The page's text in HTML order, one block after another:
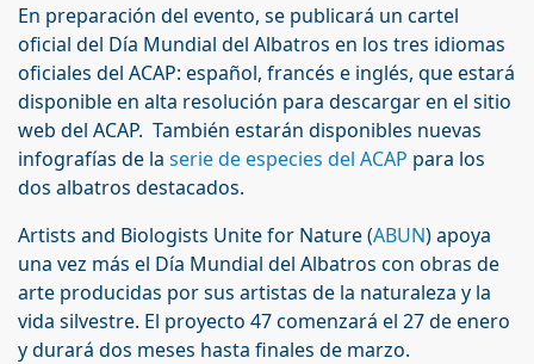
En preparación del evento, se publicará un cartel
oficial del Día Mundial del Albatros en los tres idiomas
oficiales del ACAP: español, francés e inglés, que estará
disponible en alta resolución para descargar en el sitio
web del ACAP. También estarán disponibles nuevas
infografías de la serie de especies del ACAP para los
dos albatros destacados.
Artists and Biologists Unite for Nature (ABUN) apoya
una vez más el Día Mundial del Albatros con obras de
arte producidas por sus artistas de la naturaleza y la
vida silvestre. El proyecto 47 comenzará el 27 de enero
y durará dos meses hasta finales de marzo.